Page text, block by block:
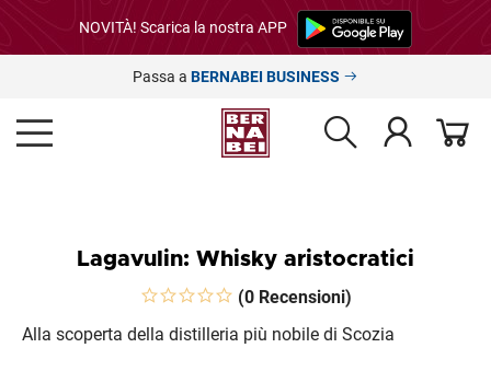
NOVITÀ! Scarica la nostra APP
Passa a BERNABEI BUSINESS
Lagavulin: Whisky aristocratici
(0 Recensioni)
Alla scoperta della distilleria più nobile di Scozia